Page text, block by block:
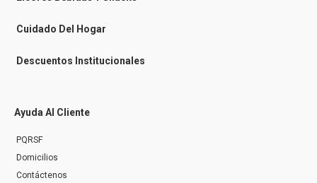
g
r
Cuidado Del Hogar
Descuentos Institucionales
Ayuda Al Cliente
PQRSF
Domicilios
Contáctenos